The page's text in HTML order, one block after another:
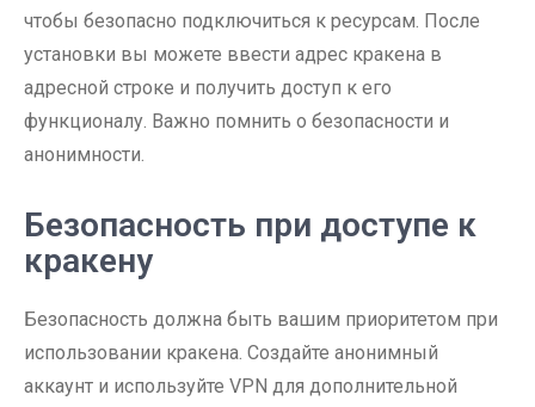
чтобы безопасно подключиться к ресурсам. После
установки вы можете ввести адрес кракена в
адресной строке и получить доступ к его
функционалу. Важно помнить о безопасности и
анонимности.
Безопасность при доступе к
кракену
Безопасность должна быть вашим приоритетом при
использовании кракена. Создайте анонимный
аккаунт и используйте VPN для дополнительной